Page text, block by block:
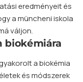
eredményeit és
a müncheni iskola
váljon.
biokémiára
a biokémia
és módszerek